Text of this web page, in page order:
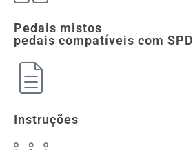
Pedais mistos
pedais compatíveis com SPD
Instruções